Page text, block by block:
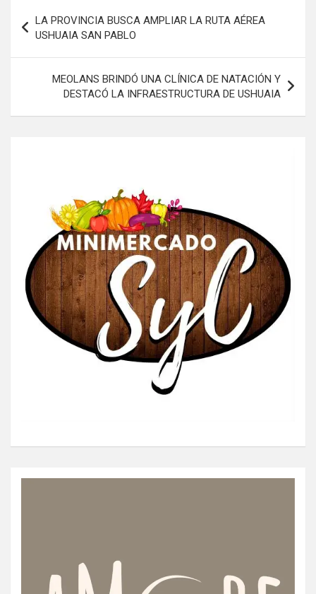
de
entradas
LA PROVINCIA BUSCA AMPLIAR LA RUTA AÉREA
USHUAIA SAN PABLO
MEOLANS BRINDÓ UNA CLÍNICA DE NATACIÓN Y
DESTACÓ LA INFRAESTRUCTURA DE USHUAIA